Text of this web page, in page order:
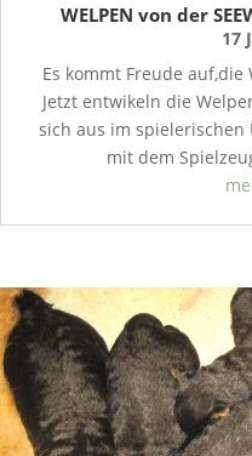
WELPEN von der
17
Es kommt Freude
Jetzt entwikeln die
sich aus im
mit dem